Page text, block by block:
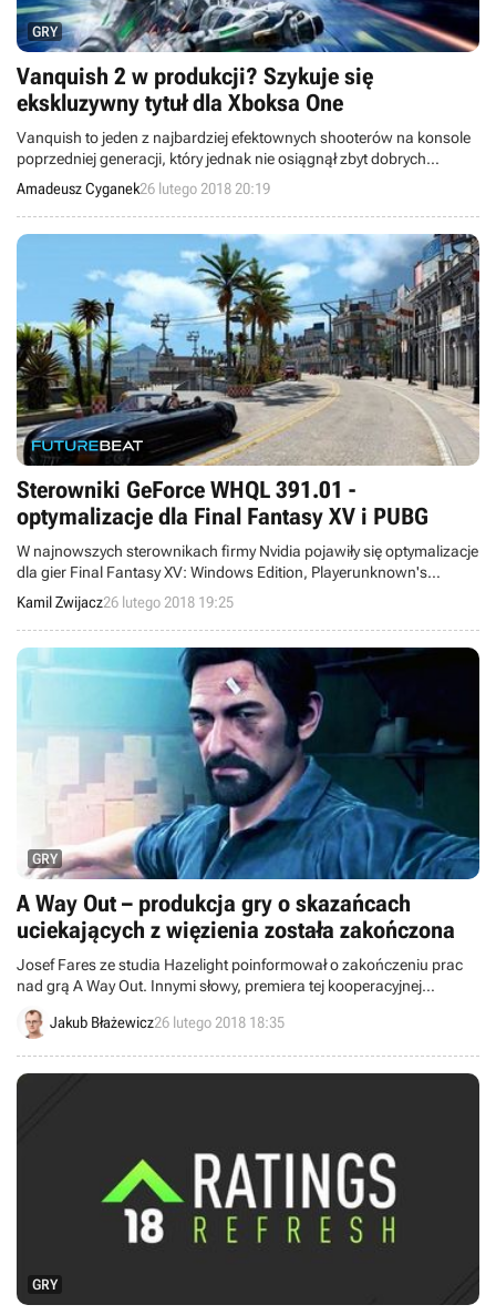
GRY
Vanquish 2 w produkcji? Szykuje się
ekskluzywny tytuł dla Xboksa One
Vanquish to jeden z najbardziej efektownych shooterów na konsole
poprzedniej generacji, który jednak nie osiągnął zbyt dobrych
wyników finansowych. Wiele wskazuje jednak na to, że mimo
umiarkowanego sukcesu tego tytułu, trwają prace nad jego
kontynuacją.
Amadeusz Cyganek26 lutego 2018 20:19
Sterowniki GeForce WHQL 391.01 -
optymalizacje dla Final Fantasy XV i PUBG
W najnowszych sterownikach firmy Nvidia pojawiły się optymalizacje
dla gier Final Fantasy XV: Windows Edition, Playerunknown's
Battlegrounds, Warhammer: Vermintide 2 oraz World of Tanks 1.0.
Kamil Zwijacz26 lutego 2018 19:25
GRY
A Way Out – produkcja gry o skazańcach
uciekających z więzienia została zakończona
Josef Fares ze studia Hazelight poinformował o zakończeniu prac
nad grą A Way Out. Innymi słowy, premiera tej kooperacyjnej
Jakub Błażewicz26 lutego 2018 18:35
GRY